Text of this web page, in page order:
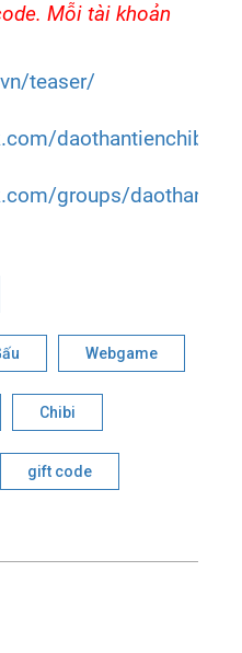
Mỗi tài khoản
teaser/
daothantienchibi
groups/
Webgame
Chibi
gift code